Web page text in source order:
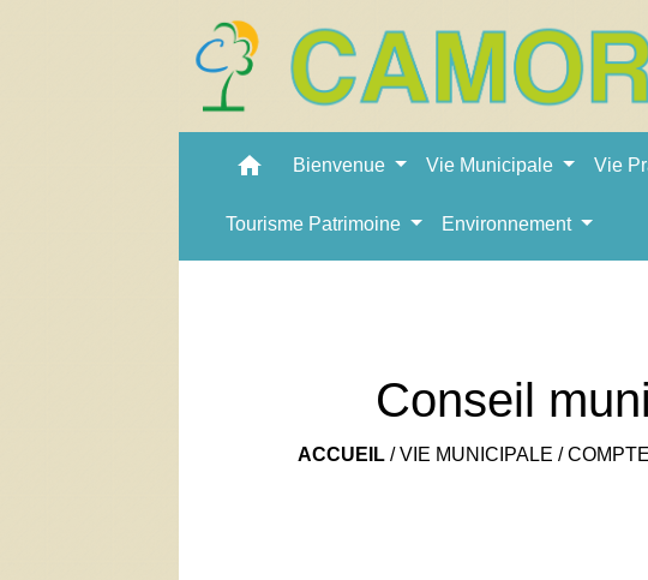
home Bienvenue Vie Municipale Vie
Tourisme Patrimoine Environnement
Conseil
ACCUEIL /VIE MUNICIPALE /